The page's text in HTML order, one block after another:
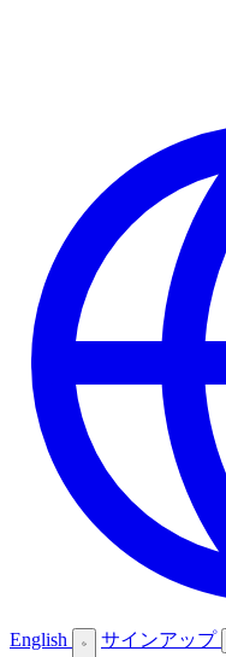
English サインアップ